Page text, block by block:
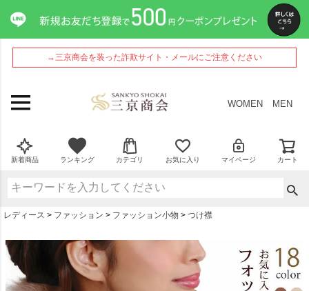
→三京商会を装った詐欺サイト・メールにご注意ください
WOMEN MEN
新着商品 ランキング カテゴリ お気に入り マイページ カート
レディース ファッション ファッション小物 つけ襟
ペー
ジト
ップ
へ